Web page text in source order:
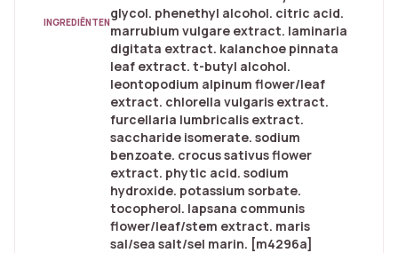
INGREDIËNTEN
glycol. phenethyl alcohol. citric acid.
marrubium vulgare extract. laminaria
digitata extract. kalanchoe pinnata
leaf extract. t-butyl alcohol.
leontopodium alpinum flower/leaf
extract. chlorella vulgaris extract.
furcellaria lumbricalis extract.
saccharide isomerate. sodium
benzoate. crocus sativus flower
extract. phytic acid. sodium
hydroxide. potassium sorbate.
tocopherol. lapsana communis
flower/leaf/stem extract. maris
sal/sea salt/sel marin. [m4296a]